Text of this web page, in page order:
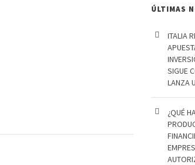
ÚLTIMAS
ITALIA
SIGUE
LANZA
¿QUÉ